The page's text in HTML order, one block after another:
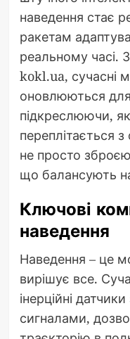
наведення стає
ракетам
реальному часі.
kokl.ua, сучасні
оновлюються для
підкреслюючи,
переплітається
не просто
що балансують
Ключові
наведення
Наведення – це
вирішує все.
інерційні
сигналами,